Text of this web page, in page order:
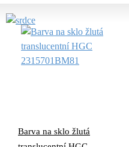
Barva na sklo žlutá